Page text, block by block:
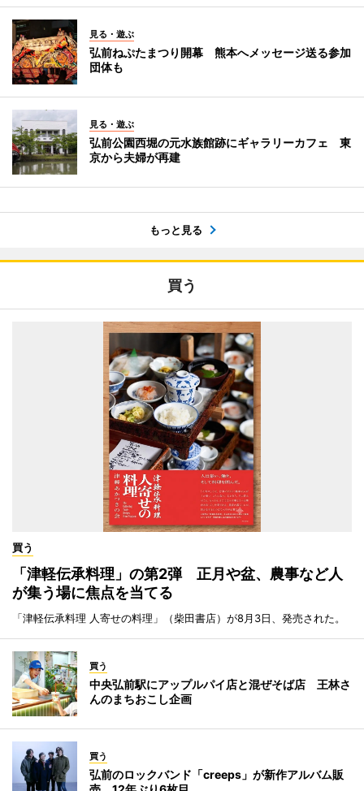
見る・遊ぶ
弘前ねぷたまつり開幕 熊本へメッセージ送る参加
団体も
見る・遊ぶ
弘前公園西堀の元水族館跡にギャラリーカフェ 東
京から夫婦が再建
もっと見る
買う
買う
「津軽伝承料理」の第2弾 正月や盆、農事など人
が集う場に焦点を当てる
「津軽伝承料理 人寄せの料理」（柴田書店）が8月3日、発売された。
買う
中央弘前駅にアップルパイ店と混ぜそば店 王林さ
んのまちおこし企画
買う
弘前のロックバンド「creeps」が新作アルバム販